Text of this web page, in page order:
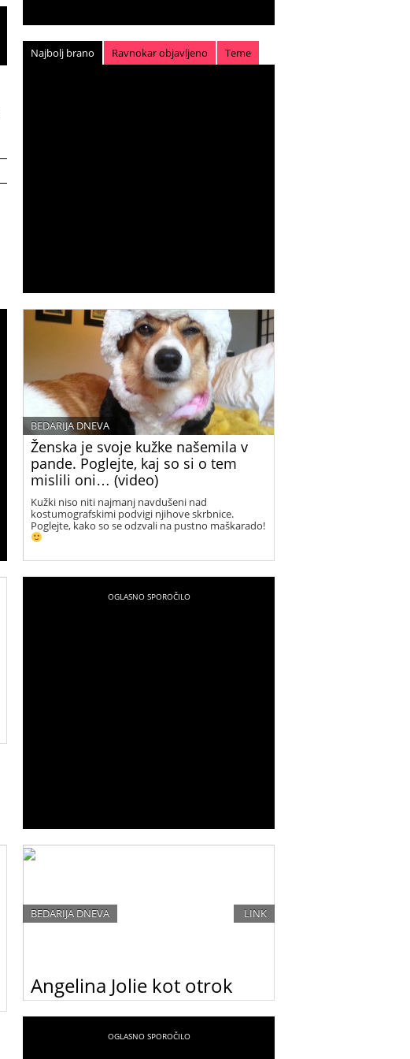
Najbolj brano Ravnokar objavljeno Teme
Ženska je svoje kužke našemila v
pande. Poglejte, kaj so si o tem
mislili oni… (video)
BEDARIJA DNEVA
Kužki niso niti najmanj navdušeni nad
kostumografskimi podvigi njihove skrbnice.
Poglejte, kako so se odzvali na pustno maškarado!
Angelina Jolie kot otrok
BEDARIJA DNEVA LINK